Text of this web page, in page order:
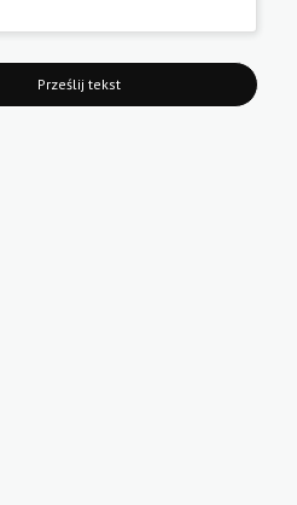
Prześlij tekst